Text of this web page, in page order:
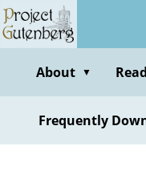
Skip
to
contentAbout ▼
Frequently